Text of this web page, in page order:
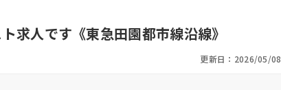
求人です《東急田園都市線沿線》
更新日：2026/05/08